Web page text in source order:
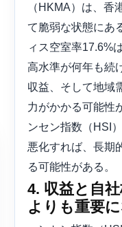
（HKMA）は、香
て脆弱な状態にあ
ィス空室率17.6%
高水準が何年も続
収益、そして地域
力がかかる可能性
ンセン指数（HSI
悪化すれば、長期
る可能性がある。
4. 収益と自
よりも重要